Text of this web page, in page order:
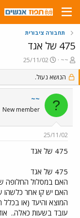
תחבורה ציבורית
475 של אגד
פ
ו
ת
ח
נ
~~
פ
ו
ר
ס
ם
ב
ת
י
ך
25/11/02
הנושא נעול.
?
~~
New member
25/11/02
475 של אגד
475 של אגד
האם במסלול החלופה
האם יש קו אחר כלשהו
המוצא והיעד (או בכלל
עובד בשעות כאלה..